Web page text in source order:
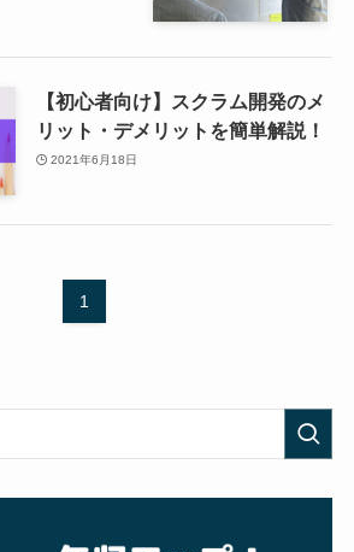
【初心者向け】スクラム開発のメ
リット・デメリットを簡単解説！
2021年6月18日
1